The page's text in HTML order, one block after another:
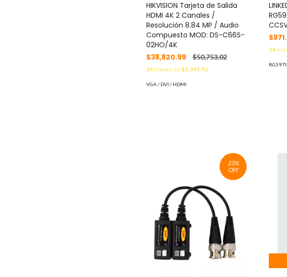
HIKVISION Tarjeta de Salida
HDMI 4K 2 Canales /
Resolución 8.84 MP / Audio
Compuesto MOD: DS-C66S-
02HO/4K
$38,820.99
$50,753.02
24meses de$2,345.92
VGA / DVI / HDMI
24
RG59
23%
OFF